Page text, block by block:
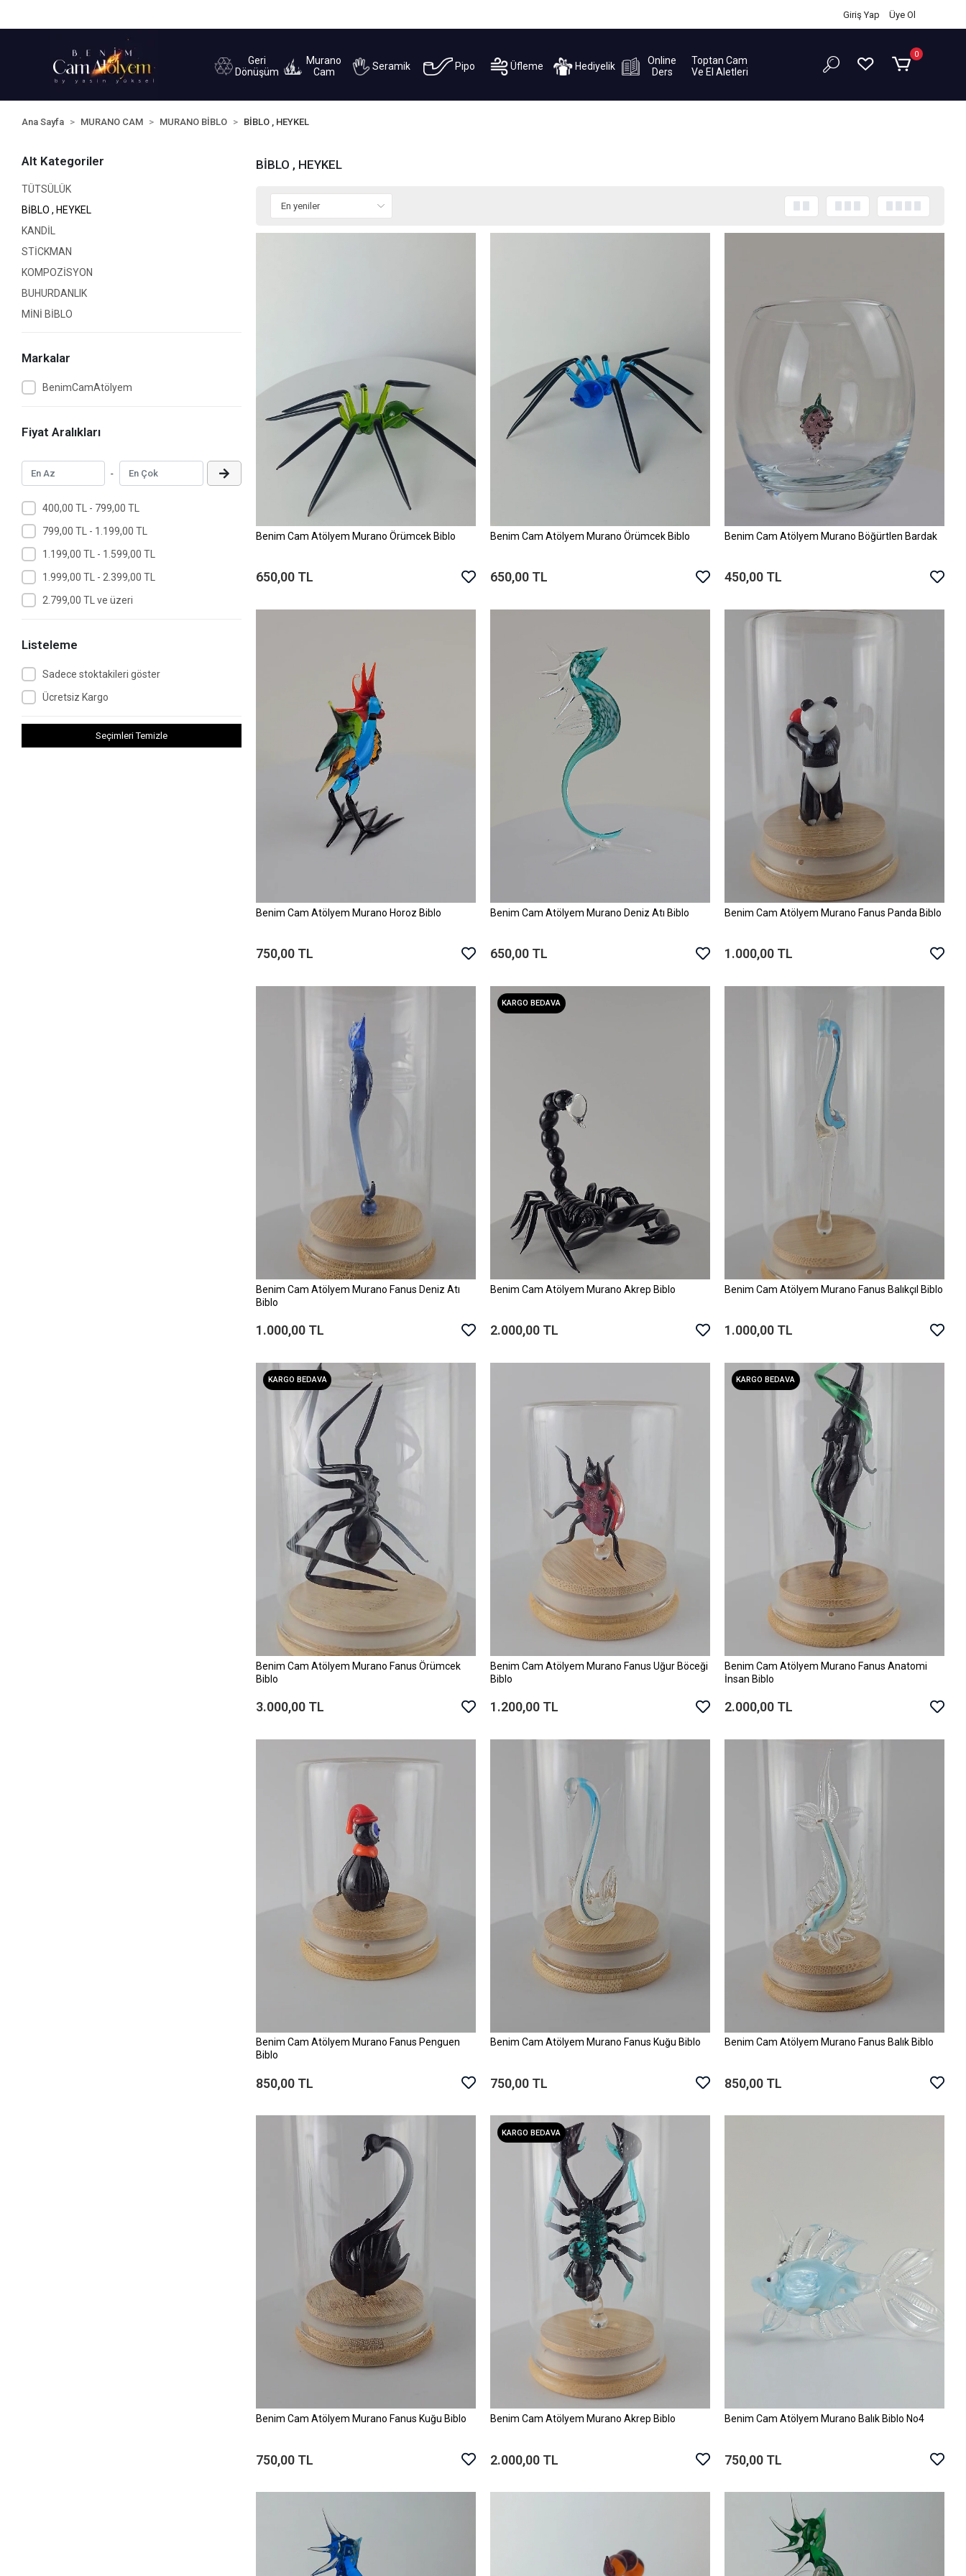
Giriş Yap Üye Ol
Geri
Dönüşüm
Murano
Cam
Seramik Pipo Üfleme Hediyelik
Online
Ders
Toptan Cam
Ve El Aletleri
0
Ana Sayfa MURANO CAM MURANO BİBLO BİBLO , HEYKEL
Alt Kategoriler
TÜTSÜLÜK
BİBLO , HEYKEL
KANDİL
STİCKMAN
KOMPOZİSYON
BUHURDANLIK
MİNİ BİBLO
Markalar
BenimCamAtölyem
Fiyat Aralıkları
-
400,00 TL - 799,00 TL
799,00 TL - 1.199,00 TL
1.199,00 TL - 1.599,00 TL
1.999,00 TL - 2.399,00 TL
2.799,00 TL ve üzeri
Listeleme
Sadece stoktakileri göster
Ücretsiz Kargo
Seçimleri Temizle
BİBLO , HEYKEL
Sepete Ekle
Benim Cam Atölyem Murano Örümcek Biblo
650,00 TL
Sepete Ekle
Benim Cam Atölyem Murano Örümcek Biblo
650,00 TL
Sepete Ekle
Benim Cam Atölyem Murano Böğürtlen Bardak
450,00 TL
Sepete Ekle
Benim Cam Atölyem Murano Horoz Biblo
750,00 TL
Sepete Ekle
Benim Cam Atölyem Murano Deniz Atı Biblo
650,00 TL
Sepete Ekle
Benim Cam Atölyem Murano Fanus Panda Biblo
1.000,00 TL
Sepete Ekle
Benim Cam Atölyem Murano Fanus Deniz Atı
Biblo
1.000,00 TL
KARGO BEDAVA
Sepete Ekle
Benim Cam Atölyem Murano Akrep Biblo
2.000,00 TL
Sepete Ekle
Benim Cam Atölyem Murano Fanus Balıkçıl Biblo
1.000,00 TL
KARGO BEDAVA
Sepete Ekle
Benim Cam Atölyem Murano Fanus Örümcek
Biblo
3.000,00 TL
Sepete Ekle
Benim Cam Atölyem Murano Fanus Uğur Böceği
Biblo
1.200,00 TL
KARGO BEDAVA
Sepete Ekle
Benim Cam Atölyem Murano Fanus Anatomi
İnsan Biblo
2.000,00 TL
Sepete Ekle
Benim Cam Atölyem Murano Fanus Penguen
Biblo
850,00 TL
Sepete Ekle
Benim Cam Atölyem Murano Fanus Kuğu Biblo
750,00 TL
Sepete Ekle
Benim Cam Atölyem Murano Fanus Balık Biblo
850,00 TL
Sepete Ekle
Benim Cam Atölyem Murano Fanus Kuğu Biblo
750,00 TL
KARGO BEDAVA
Sepete Ekle
Benim Cam Atölyem Murano Akrep Biblo
2.000,00 TL
Sepete Ekle
Benim Cam Atölyem Murano Balık Biblo No4
750,00 TL